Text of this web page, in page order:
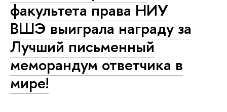
факультета права НИУ
ВШЭ выиграла награду за
Лучший письменный
меморандум ответчика в
мире!